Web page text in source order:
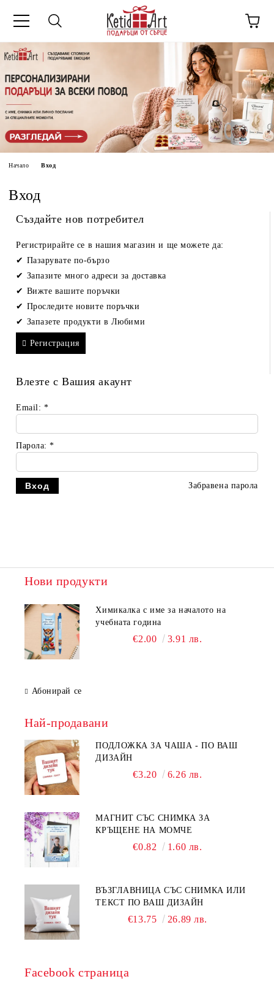
Начало Вход
Вход
Създайте нов потребител
Регистрирайте се в нашия магазин и ще можете да:
Пазарувате по-бързо
Запазите много адреси за доставка
Вижте вашите поръчки
Проследите новите поръчки
Запазете продукти в Любими
Регистрация
Влезте с Вашия акаунт
Email: *
Парола:*
Забравена парола
Нови продукти
Химикалка с име за началото на
учебната година
€2.00 3.91 лв.
Абонирай се
Най-продавани
ПОДЛОЖКА ЗА ЧАША - ПО ВАШ
ДИЗАЙН
€3.20 6.26 лв.
МАГНИТ СЪС СНИМКА ЗА
КРЪЩЕНЕ НА МОМЧЕ
€0.82 1.60 лв.
ВЪЗГЛАВНИЦА СЪС СНИМКА ИЛИ
ТЕКСТ ПО ВАШ ДИЗАЙН
€13.75 26.89 лв.
Facebook страница